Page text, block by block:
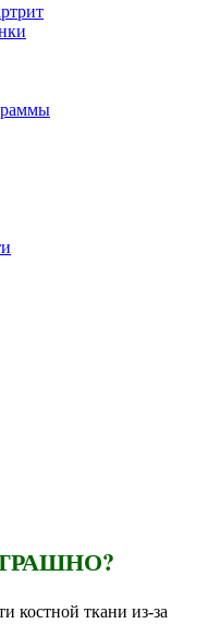
костной ткани из-за